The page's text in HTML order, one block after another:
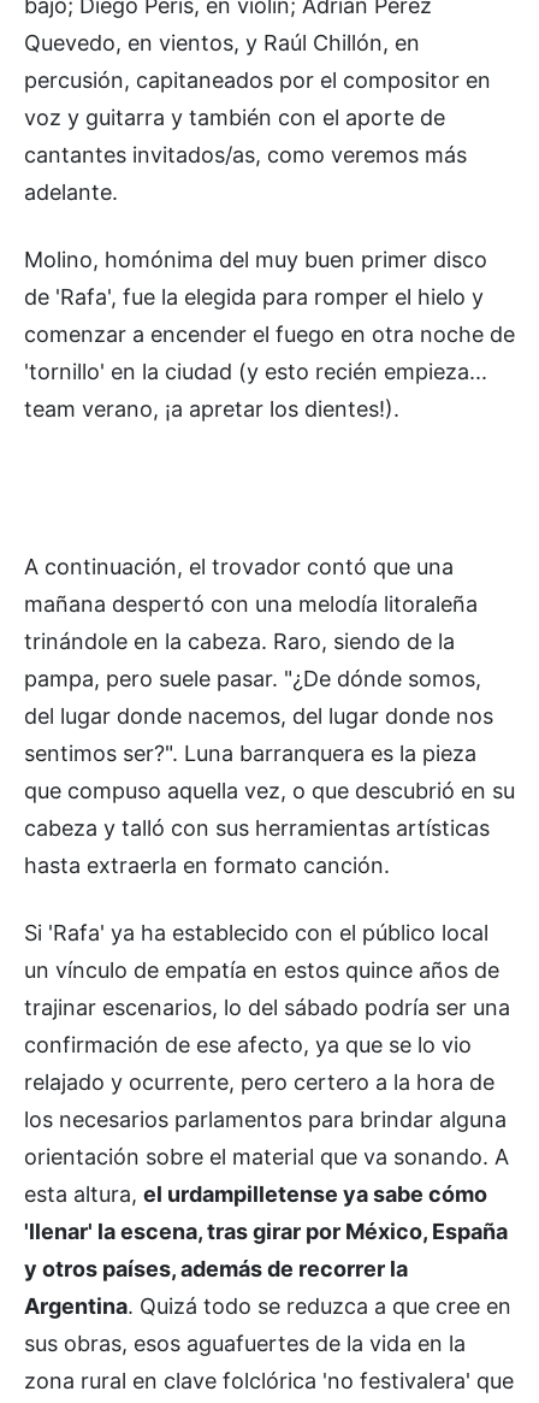
Quevedo, en vientos, y Raúl Chillón, en
percusión, capitaneados por el compositor en
voz y guitarra y también con el aporte de
cantantes invitados/as, como veremos más
adelante.
Molino, homónima del muy buen primer disco
de 'Rafa', fue la elegida para romper el hielo y
comenzar a encender el fuego en otra noche de
'tornillo' en la ciudad (y esto recién empieza...
team verano, ¡a apretar los dientes!).
A continuación, el trovador contó que una
mañana despertó con una melodía litoraleña
trinándole en la cabeza. Raro, siendo de la
pampa, pero suele pasar. "¿De dónde somos,
del lugar donde nacemos, del lugar donde nos
sentimos ser?". Luna barranquera es la pieza
que compuso aquella vez, o que descubrió en su
cabeza y talló con sus herramientas artísticas
hasta extraerla en formato canción.
Si 'Rafa' ya ha establecido con el público local
un vínculo de empatía en estos quince años de
trajinar escenarios, lo del sábado podría ser una
confirmación de ese afecto, ya que se lo vio
relajado y ocurrente, pero certero a la hora de
los necesarios parlamentos para brindar alguna
orientación sobre el material que va sonando. A
esta altura, el urdampilletense ya sabe cómo
'llenar' la escena, tras girar por México, España
y otros países, además de recorrer la
Argentina. Quizá todo se reduzca a que cree en
sus obras, esos aguafuertes de la vida en la
zona rural en clave folclórica 'no festivalera' que